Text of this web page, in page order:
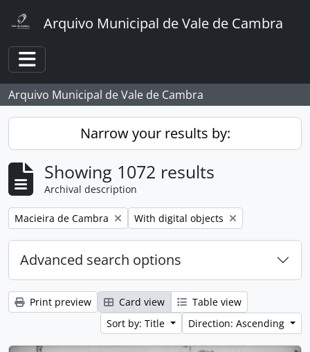
Arquivo Municipal de Vale de Cambra
Toggle navigation
Arquivo Municipal de Vale de Cambra
Narrow your results by:
Showing 1072 results
Archival description
Remove filter:
Macieira de Cambra Remove filter:
With digital objects
Advanced search options
Print preview Card view
Table view
Sort by: Title
Direction: Ascending